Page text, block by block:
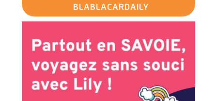
BLABLACARDAILY